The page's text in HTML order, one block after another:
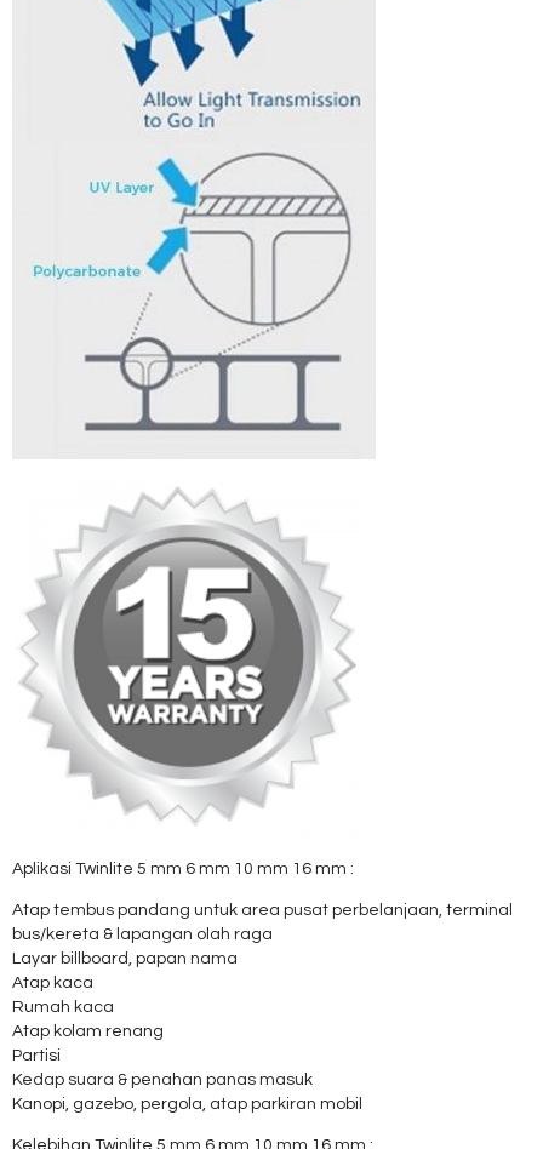
Aplikasi Twinlite 5 mm 6 mm 10 mm 16 mm :
Atap tembus pandang untuk area pusat perbelanjaan, terminal
bus/kereta & lapangan olah raga
Layar billboard, papan nama
Atap kaca
Rumah kaca
Atap kolam renang
Partisi
Kedap suara & penahan panas masuk
Kanopi, gazebo, pergola, atap parkiran mobil
Kelebihan Twinlite 5 mm 6 mm 10 mm 16 mm :